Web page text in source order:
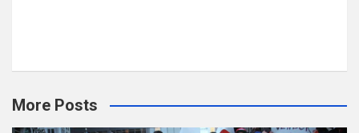
More Posts